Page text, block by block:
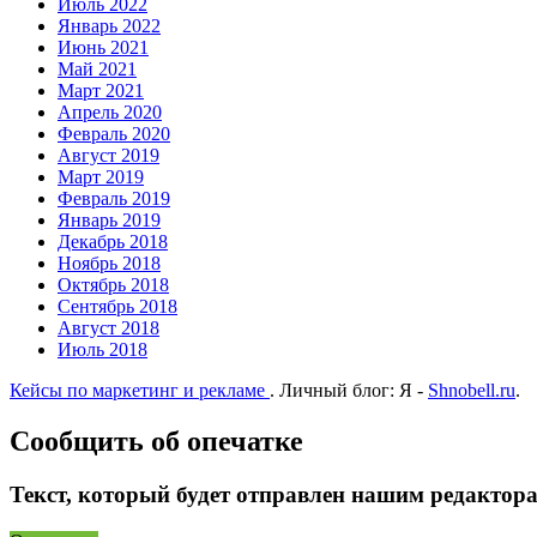
Июль 2022
Январь 2022
Июнь 2021
Май 2021
Март 2021
Апрель 2020
Февраль 2020
Август 2019
Март 2019
Февраль 2019
Январь 2019
Декабрь 2018
Ноябрь 2018
Октябрь 2018
Сентябрь 2018
Август 2018
Июль 2018
Кейсы по маркетинг и рекламе . Личный блог: Я - Shnobell.ru.
Сообщить об опечатке
Текст, который будет отправлен нашим